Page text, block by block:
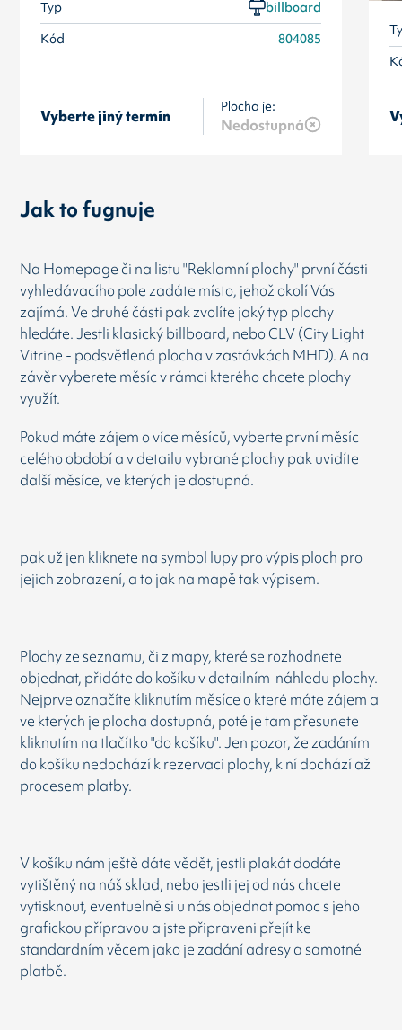
Typ
billboard
Kód
804085
Vyberte jiný termín
Plocha je:
Nedostupná
Jak to fugnuje
Na Homepage či na listu "Reklamní plochy" první části
vyhledávacího pole zadáte místo, jehož okolí Vás
zajímá. Ve druhé části pak zvolíte jaký typ plochy
hledáte. Jestli klasický billboard, nebo CLV (City Light
Vitrine - podsvětlená plocha v zastávkách MHD). A na
závěr vyberete měsíc v rámci kterého chcete plochy
využít.
Pokud máte zájem o více měsíců, vyberte první měsíc
celého období a v detailu vybrané plochy pak uvidíte
další měsíce, ve kterých je dostupná.
pak už jen kliknete na symbol lupy pro výpis ploch pro
jejich zobrazení, a to jak na mapě tak výpisem.
Plochy ze seznamu, či z mapy, které se rozhodnete
objednat, přidáte do košíku v detailním náhledu plochy.
Nejprve označíte kliknutím měsíce o které máte zájem a
ve kterých je plocha dostupná, poté je tam přesunete
kliknutím na tlačítko "do košíku". Jen pozor, že zadáním
do košíku nedochází k rezervaci plochy, k ní dochází až
procesem platby.
V košíku nám ještě dáte vědět, jestli plakát dodáte
vytištěný na náš sklad, nebo jestli jej od nás chcete
vytisknout, eventuelně si u nás objednat pomoc s jeho
grafickou přípravou a jste připraveni přejít ke
standardním věcem jako je zadání adresy a samotné
platbě.